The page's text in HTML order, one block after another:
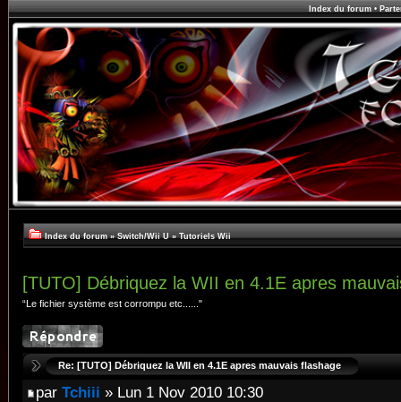
Index du forum•
Index du forum » Switch/Wii U » Tutoriels Wii
[TUTO] Débriquez la WII en 4.1E apres
“Le fichier système est corrompu etc......"
Re: [TUTO] Débriquez la WII en 4.1E apres mauvais flashage
par Tchiii » Lun 1 Nov 2010 10:30